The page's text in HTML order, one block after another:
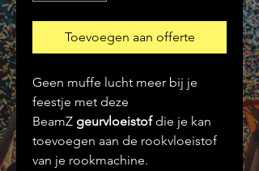
Toevoegen aan offerte
Geen muffe lucht meer bij je
feestje met deze
BeamZ geurvloeistofdie je kan
toevoegen aan de rookvloeistof
van je rookmachine.